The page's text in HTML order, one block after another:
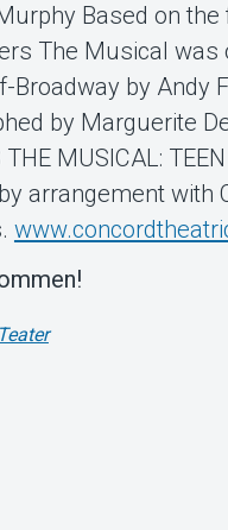
Based on
The Musical was
Broadway by Andy
by Marguerite
THE MUSICAL:
arrangement with